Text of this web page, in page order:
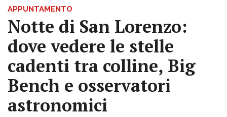
APPUNTAMENTO
Notte di San Lorenzo:
dove vedere le stelle
cadenti tra colline, Big
Bench e osservatori
astronomici